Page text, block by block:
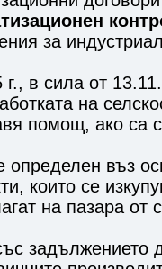
за
в сила от
на
помощ, ако са
въз
които се
на пазара от
задължението